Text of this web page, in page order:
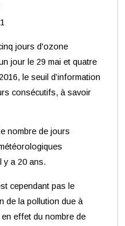
jours d'ozone
jour le 29 mai et quatre
le seuil d’information
consécutifs, à savoir
nombre de jours
y a 20 ans.
cependant pas le
de la pollution due à
en effet du nombre de